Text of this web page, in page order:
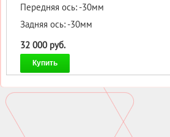
Передняя ось: -30мм
Задняя ось: -30мм
32 000 руб.
Купить